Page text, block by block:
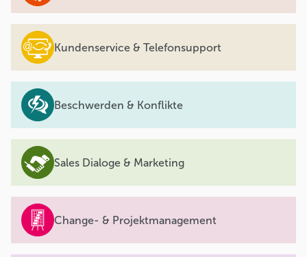
Kundenservice & Telefonsupport
Beschwerden & Konflikte
Sales Dialoge & Marketing
Change- & Projektmanagement